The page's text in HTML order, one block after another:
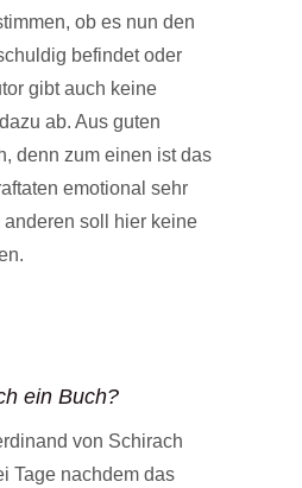
ob es nun den
befindet oder
gibt auch keine
ab. Aus guten
denn zum einen ist das
emotional sehr
soll hier keine
ein Buch?
von Schirach
Tage nachdem das